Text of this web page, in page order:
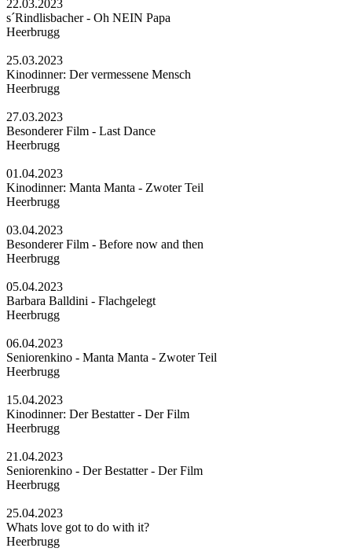
22.03.2023
s´Rindlisbacher - Oh NEIN Papa
Heerbrugg
25.03.2023
Kinodinner: Der vermessene Mensch
Heerbrugg
27.03.2023
Besonderer Film - Last Dance
Heerbrugg
01.04.2023
Kinodinner: Manta Manta - Zwoter Teil
Heerbrugg
03.04.2023
Besonderer Film - Before now and then
Heerbrugg
05.04.2023
Barbara Balldini - Flachgelegt
Heerbrugg
06.04.2023
Seniorenkino - Manta Manta - Zwoter Teil
Heerbrugg
15.04.2023
Kinodinner: Der Bestatter - Der Film
Heerbrugg
21.04.2023
Seniorenkino - Der Bestatter - Der Film
Heerbrugg
25.04.2023
Whats love got to do with it?
Heerbrugg